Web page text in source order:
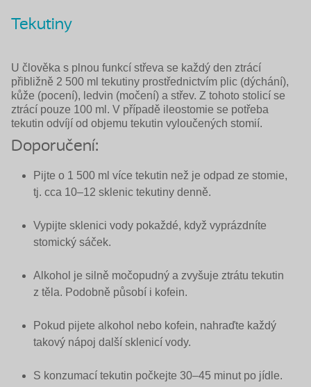
Tekutiny
U člověka s plnou funkcí střeva se každý den ztrácí
přibližně 2 500 ml tekutiny prostřednic­tvím plic (dýchání),
kůže (pocení), ledvin (moče­ní) a střev. Z tohoto stolicí se
ztrácí pouze 100 ml. V případě ileostomie se potřeba
tekutin odvíjí od objemu tekutin vyloučených stomií.
Doporučení:
Pijte o 1 500 ml více tekutin než je odpad ze stomie,
tj. cca 10–12 sklenic tekutiny denně.
Vypijte sklenici vody pokaždé, když vyprázdníte
stomický sáček.
Alkohol je silně močopudný a zvyšuje ztrátu tekutin
z těla. Podobně působí i kofein.
Pokud pijete alkohol nebo kofein, nahraďte každý
takový nápoj další sklenicí vody.
S konzumací tekutin počkejte 30–45 minut po jídle.